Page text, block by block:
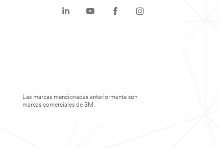
Las marcas mencionadas anteriormente son
marcas comerciales de 3M.